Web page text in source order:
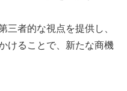
三者的な視点を提供し、
けることで、新たな商機